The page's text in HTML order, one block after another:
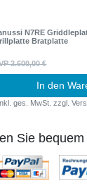
N7RE
Bratplatte
3.600,00 €
In den
ges. MwSt. zzgl.
Sie bequem